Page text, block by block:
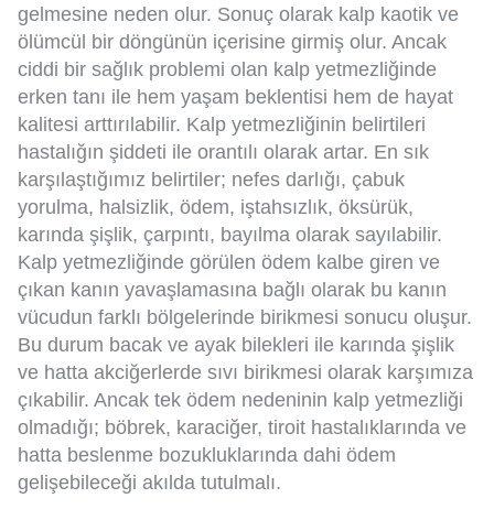
gelmesine neden olur. Sonuç olarak kalp kaotik ve
ölümcül bir döngünün içerisine girmiş olur. Ancak
ciddi bir sağlık problemi olan kalp yetmezliğinde
erken tanı ile hem yaşam beklentisi hem de hayat
kalitesi arttırılabilir. Kalp yetmezliğinin belirtileri
hastalığın şiddeti ile orantılı olarak artar. En sık
karşılaştığımız belirtiler; nefes darlığı, çabuk
yorulma, halsizlik, ödem, iştahsızlık, öksürük,
karında şişlik, çarpıntı, bayılma olarak sayılabilir.
Kalp yetmezliğinde görülen ödem kalbe giren ve
çıkan kanın yavaşlamasına bağlı olarak bu kanın
vücudun farklı bölgelerinde birikmesi sonucu oluşur.
Bu durum bacak ve ayak bilekleri ile karında şişlik
ve hatta akciğerlerde sıvı birikmesi olarak karşımıza
çıkabilir. Ancak tek ödem nedeninin kalp yetmezliği
olmadığı; böbrek, karaciğer, tiroit hastalıklarında ve
hatta beslenme bozukluklarında dahi ödem
gelişebileceği akılda tutulmalı.